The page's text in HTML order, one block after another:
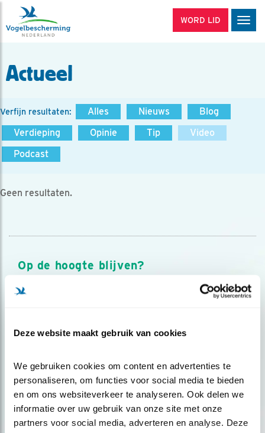
Deze website maakt gebruik van cookies
We gebruiken cookies om content en advertenties te
personaliseren, om functies voor social media te bieden
en om ons websiteverkeer te analyseren. Ook delen we
informatie over uw gebruik van onze site met onze
partners voor social media, adverteren en analyse. Deze
WORD LID
Actueel
Verfijn resultaten: Alles Nieuws
Blog
Verdieping
Opinie Tip
Video
Podcast
Geen resultaten.
Op de hoogte blijven?
Meld je aan en ontvang nieuws, inspiratie, acties en tips
over vogels en activiteiten van Vogelbescherming.